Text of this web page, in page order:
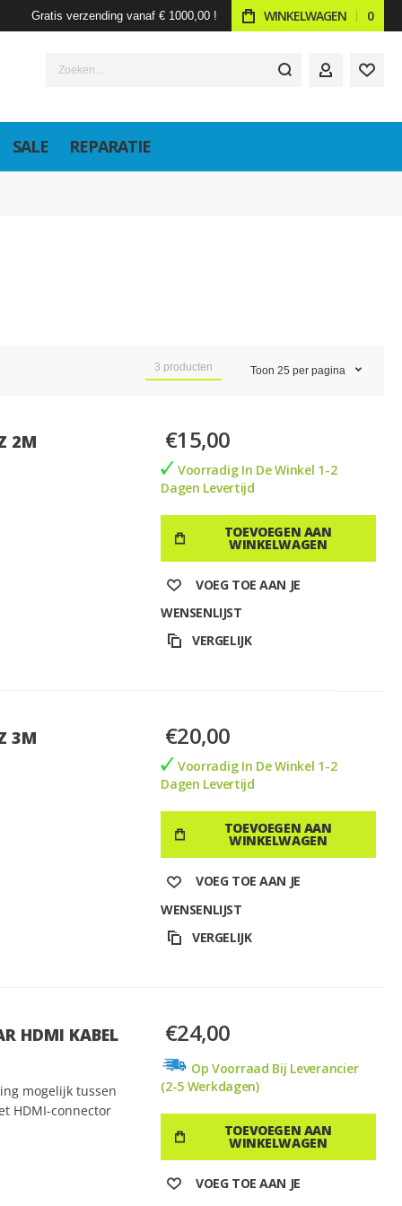
Gratis verzending vanaf € 1000,00 ! WINKELWAGEN 0
Zoeken...
ACCOUNT
SALE REPARATIE
3 producten Toon 25 per pagina
2M €15,00
Voorradig In De Winkel 1-2
Dagen Levertijd
TOEVOEGEN AAN
WINKELWAGEN
VOEG TOE AAN JE
WENSENLIJST
VERGELIJK
3M €20,00
Voorradig In De Winkel 1-2
Dagen Levertijd
TOEVOEGEN AAN
WINKELWAGEN
VOEG TOE AAN JE
WENSENLIJST
VERGELIJK
HDMI KABEL
mogelijk tussen
HDMI-connector
€24,00
Op Voorraad Bij Leverancier
(2-5 Werkdagen)
TOEVOEGEN AAN
WINKELWAGEN
VOEG TOE AAN JE